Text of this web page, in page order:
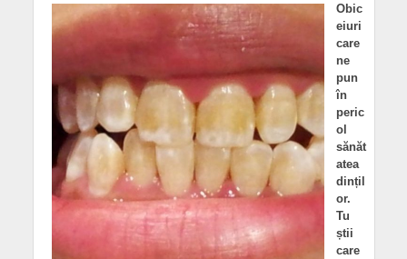
Obic
eiuri
care
ne
pun
în
peric
ol
sănăt
atea
dințil
or.
Tu
știi
care